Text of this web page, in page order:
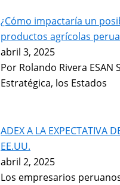
¿Cómo impactaría un
productos agrícolas
abril 3, 2025
Por Rolando Rivera ESAN
Estratégica, los Estados
ADEX A LA EXPECTATIVA
EE.UU.
abril 2, 2025
Los empresarios